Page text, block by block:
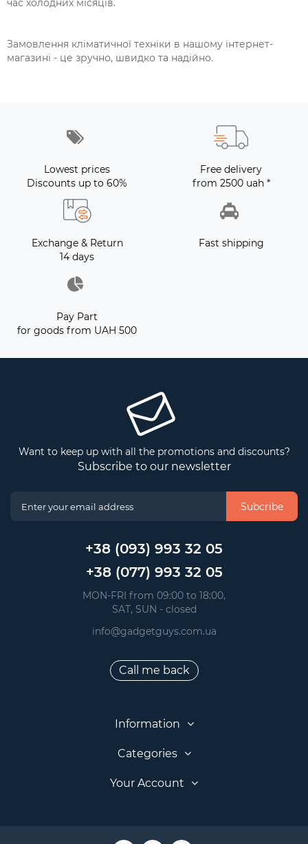
час холодних місяців.
Замовлення кліматичної техніки в нашому інтернет-
магазині - це зручно, швидко та надійно.
Lowest prices
Discounts up to 60%
Free delivery
from 2500 uah *
Exchange & Return
14 days
Fast shipping
Pay Part
for goods from UAH 500
Want to keep up with all the promotions and discounts?
Subscribe to our newsletter
Subcribe
+38 (093) 993 32 05
+38 (077) 993 32 05
MON-FRI from 09:00 to 18:00,
SAT, SUN - closed
info@gadgetguys.com.ua
Call me back
Information
Categories
Your Account